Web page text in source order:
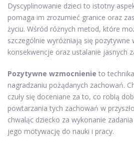
Dyscyplinowanie dzieci to istotny
pomaga im zrozumieć granice oraz
życiu. Wśród różnych metod, które
szczególnie wyróżniają się pozytywne
konsekwencje oraz ustalanie jasnych
Pozytywne wzmocnienie to
nagradzaniu pożądanych zachowań.
czuły się doceniane za to, co robią
powtarzania tych zachowań w
chwaląc dziecko za wykonanie
jego motywację do nauki i pracy.